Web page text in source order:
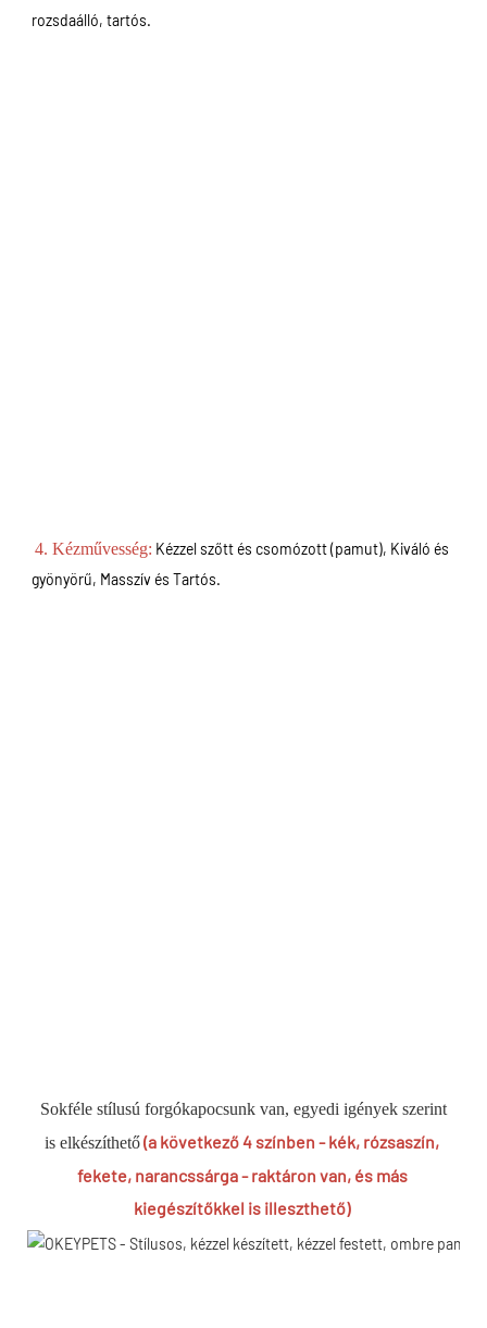
rozsdaálló, tartós.
4. Kézművesség: Kézzel szőtt és csomózott (pamut), Kiváló és
gyönyörű, Masszív és Tartós.
Sokféle stílusú forgókapocsunk van, egyedi igények szerint
is elkészíthető(a következő 4 színben - kék, rózsaszín,
fekete, narancssárga - raktáron van, és más
kiegészítőkkel is illeszthető)